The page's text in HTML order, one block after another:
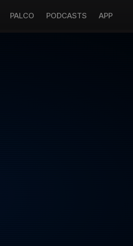
PALCO PODCASTS APP